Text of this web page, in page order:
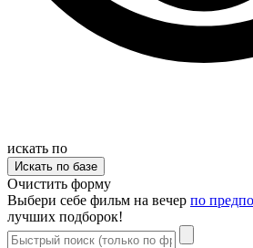
искать по
Очистить форму
Выбери себе фильм на вечер по
лучших подборок!